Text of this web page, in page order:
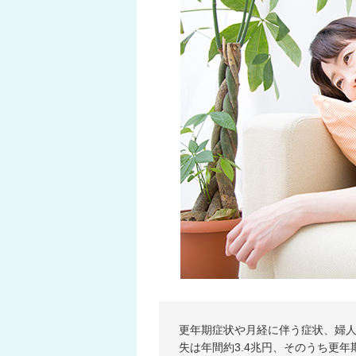
更年期症状や月経に伴う症状、婦
失は年間約3.4兆円、そのうち更